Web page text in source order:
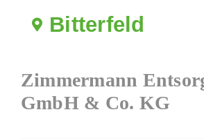
Bitterfeld
Zimmermann
GmbH & Co. KG